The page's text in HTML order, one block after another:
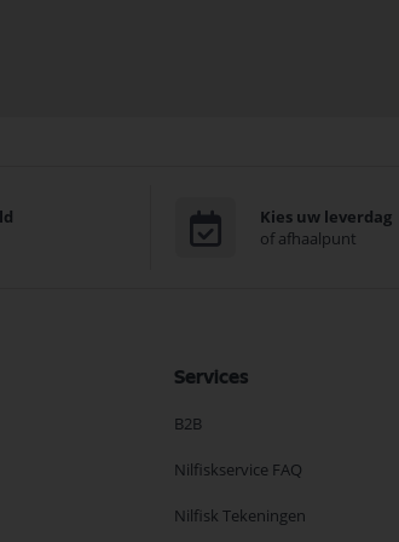
Kies uw leverdag
of afhaalpunt
Services
B2B
Nilfiskservice FAQ
Nilfisk Tekeningen